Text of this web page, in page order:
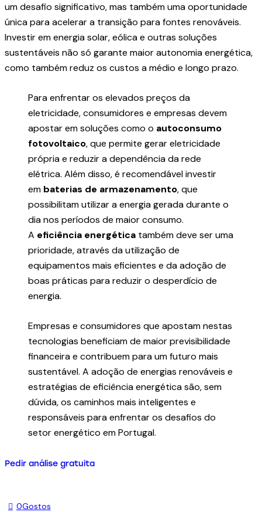
um desafio significativo, mas também uma oportunidade
única para acelerar a transição para fontes renováveis.
Investir em energia solar, eólica e outras soluções
sustentáveis não só garante maior autonomia energética,
como também reduz os custos a médio e longo prazo.
Para enfrentar os elevados preços da
eletricidade, consumidores e empresas devem
apostar em soluções como o autoconsumo
fotovoltaico, que permite gerar eletricidade
própria e reduzir a dependência da rede
elétrica. Além disso, é recomendável investir
em baterias de armazenamento, que
possibilitam utilizar a energia gerada durante o
dia nos períodos de maior consumo.
A eficiência energética também deve ser uma
prioridade, através da utilização de
equipamentos mais eficientes e da adoção de
boas práticas para reduzir o desperdício de
energia.
Empresas e consumidores que apostam nestas
tecnologias beneficiam de maior previsibilidade
financeira e contribuem para um futuro mais
sustentável. A adoção de energias renováveis e
estratégias de eficiência energética são, sem
dúvida, os caminhos mais inteligentes e
responsáveis para enfrentar os desafios do
setor energético em Portugal.
Pedir análise gratuita
0Gostos